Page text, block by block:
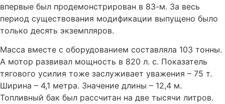
впервые был продемонстрирован в 83-м. За весь
период существования модификации выпущено было
только десять экземпляров.
Масса вместе с оборудованием составляла 103 тонны.
А мотор развивал мощность в 820 л. с. Показатель
тягового усилия тоже заслуживает уважения – 75 т.
Ширина – 4,1 метра. Значение длины – 12,4 м.
Топливный бак был рассчитан на две тысячи литров.